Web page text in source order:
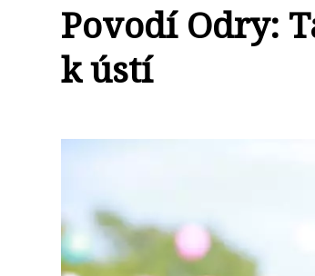
Povodí Odry:
k ústí